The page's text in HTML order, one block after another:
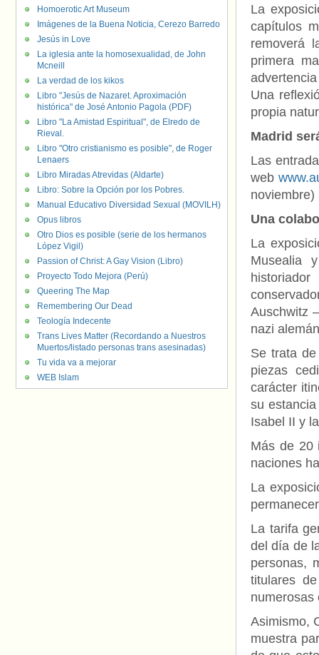
La
capítulos
removerá
primera
Una
propia
Madrid
Las
web
Una
La
Musealia
Auschwitz
nazi
Se trata
piezas
carácter
su
Isabel II y
Más de 20
naciones
La
La tarifa
del día de
personas,
titulares
numerosas
Asimismo,
muestra
Homoerotic Art Museum
Imágenes de la Buena Noticia, Cerezo Barredo
Jesús in Love
La iglesia ante la homosexualidad, de John
Mcneill
La verdad de los kikos
Libro "Jesús de Nazaret. Aproximación
histórica" de José Antonio Pagola (PDF)
Libro "La Amistad Espiritual", de Elredo de
Rieval.
Libro "Otro cristianismo es posible", de Roger
Lenaers
Libro Miradas Atrevidas (Aldarte)
Libro: Sobre la Opción por los Pobres.
Manual Educativo Diversidad Sexual (MOVILH)
Opus libros
Otro Dios es posible (serie de los hermanos
López Vigil)
Passion of Christ: A Gay Vision (Libro)
Proyecto Todo Mejora (Perú)
Queering The Map
Remembering Our Dead
Teología Indecente
Trans Lives Matter (Recordando a Nuestros
Muertos/listado personas trans asesinadas)
Tu vida va a mejorar
WEB Islam